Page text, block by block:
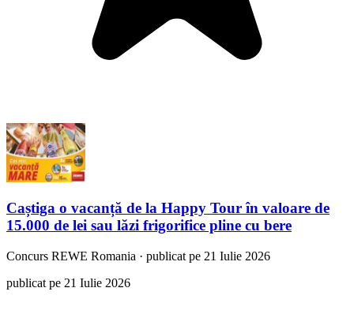
Caștiga o vacanță de la Happy Tour în valoare de
15.000 de lei sau lăzi frigorifice pline cu bere
Concurs REWE Romania · publicat pe 21 Iulie 2026
publicat pe 21 Iulie 2026